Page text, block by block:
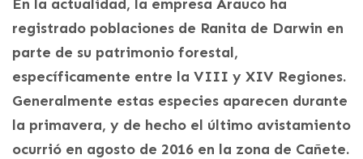
En la actualidad, la empresa Arauco ha
registrado poblaciones de Ranita de Darwin en
parte de su patrimonio forestal,
específicamente entre la VIII y XIV Regiones.
Generalmente estas especies aparecen durante
la primavera, y de hecho el último avistamiento
ocurrió en agosto de 2016 en la zona de Cañete.